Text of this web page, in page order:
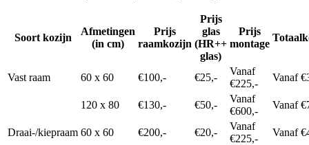
Soort kozijn
Afmetingen
(in cm)
Prijs
raamkozijn
Prijs
glas
(HR++
glas)
Prijs
montage
Vast raam 60 x 60 €100,- €25,-
Vanaf
€225,-
Vanaf
120 x 80 €130,- €50,-
Vanaf
€600,-
Vanaf
Draai-/kiepraam 60 x 60 €200,- €20,-
Vanaf
€225,-
Vanaf